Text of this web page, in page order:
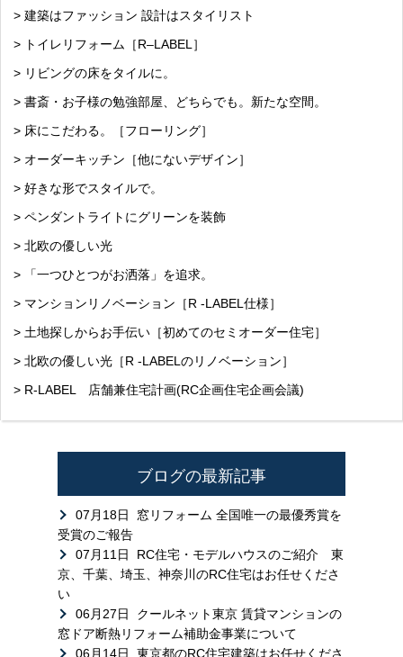
> 建築はファッション 設計はスタイリスト
> トイレリフォーム［R–LABEL］
> リビングの床をタイルに。
> 書斎・お子様の勉強部屋、どちらでも。新たな空間。
> 床にこだわる。［フローリング］
> オーダーキッチン［他にないデザイン］
> 好きな形でスタイルで。
> ペンダントライトにグリーンを装飾
> 北欧の優しい光
> 「一つひとつがお洒落」を追求。
> マンションリノベーション［R -LABEL仕様］
> 土地探しからお手伝い［初めてのセミオーダー住宅］
> 北欧の優しい光［R -LABELのリノベーション］
> R-LABEL 店舗兼住宅計画(RC企画住宅企画会議)
ブログの最新記事
07月18日
窓リフォーム 全国唯一の最優秀賞を
受賞のご報告
07月11日
RC住宅・モデルハウスのご紹介 東
京、千葉、埼玉、神奈川のRC住宅はお任せくださ
い
06月27日
クールネット東京 賃貸マンションの
窓ドア断熱リフォーム補助金事業について
06月14日
東京都のRC住宅建築はお任せくださ